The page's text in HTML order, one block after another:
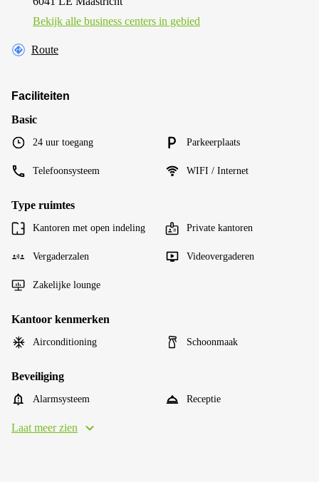
Bekijk alle business centers in gebied
Route
Faciliteiten
Basic
24 uur toegang Parkeerplaats
Telefoonsysteem WIFI / Internet
Type ruimtes
Kantoren met open indeling Private kantoren
Vergaderzalen Videovergaderen
Zakelijke lounge
Kantoor kenmerken
Airconditioning Schoonmaak
Beveiliging
Alarmsysteem Receptie
Laat meer zien